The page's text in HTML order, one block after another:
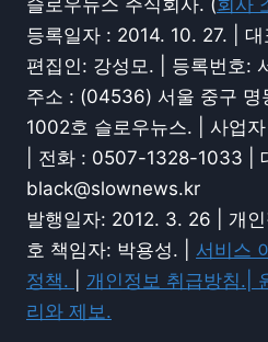
슬로우뉴스 주식회사. (회사
등록일자 : 2014. 10. 27. | 대
편집인: 강성모. | 등록번호:
주소 : (04536) 서울 중구 명
1002호 슬로우뉴스. | 사업
| 전화 : 0507-1328-1033 |
black@slownews.kr
발행일자: 2012. 3. 26 | 개
호 책임자: 박용성. | 서비스
정책.
개인정보 취급방침.|
리와 제보.